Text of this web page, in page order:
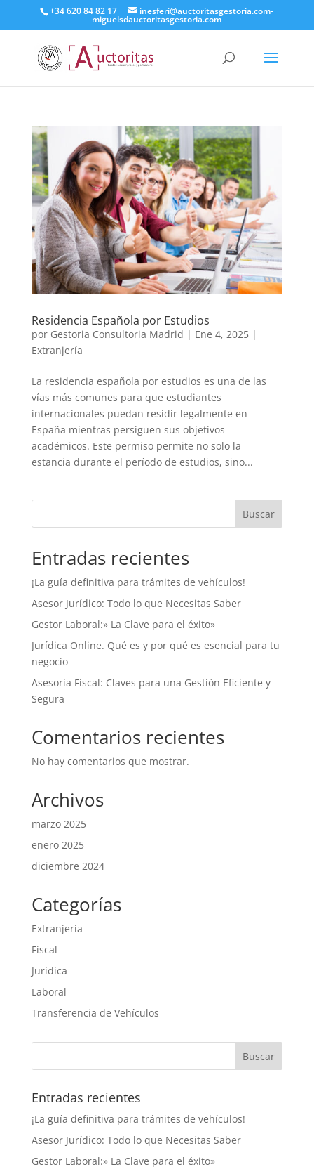
+34 620 84 82 17 inesferi@auctoritasgestoria.com-
miguelsdauctoritasgestoria.com
Residencia Española por Estudios
por Gestoria Consultoria Madrid | Ene 4, 2025|
Extranjería
La residencia española por estudios es una de las
vías más comunes para que estudiantes
internacionales puedan residir legalmente en
España mientras persiguen sus objetivos
académicos. Este permiso permite no solo la
estancia durante el período de estudios, sino...
Buscar
Entradas recientes
¡La guía definitiva para trámites de vehículos!
Asesor Jurídico: Todo lo que Necesitas Saber
Gestor Laboral:» La Clave para el éxito»
Jurídica Online. Qué es y por qué es esencial para tu
negocio
Asesoría Fiscal: Claves para una Gestión Eficiente y
Segura
Comentarios recientes
No hay comentarios que mostrar.
Archivos
marzo 2025
enero 2025
diciembre 2024
Categorías
Extranjería
Fiscal
Jurídica
Laboral
Transferencia de Vehículos
Entradas recientes
¡La guía definitiva para trámites de vehículos!
Asesor Jurídico: Todo lo que Necesitas Saber
Gestor Laboral:» La Clave para el éxito»